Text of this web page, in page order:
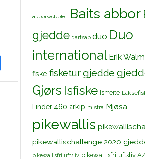
abborwobbler Baits abbor
gjedde dartsab duo Duo
international Erik
fiske fisketurgjedde
Gjørs Isfiske Ismeite
Linder 460 arkip mistra Mjøsa
pikewallis
pikewallischallenge 2020
pikewallisfriluftsliv pikewallisfriluftsliv